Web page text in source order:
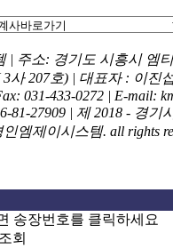
| 주소: 경기도 시흥시 엠
3사 207호) | 대표자 : 이진
031-433-0272 | E-mail:
81-27909 | 제 2018 - 경기
엠제이시스템. all rights
송장번호를 클릭하세요
회